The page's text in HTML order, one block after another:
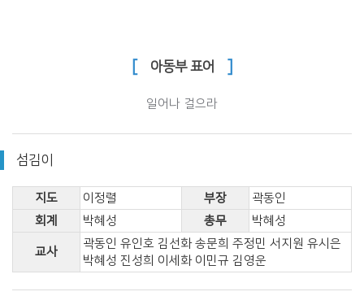
아동부 표어
일어나 걸으라
섬김이
지도 이정렬 부장
곽동인
회계
박혜성 총무 박혜성
교사
곽동인 유인호 김선화 송문희 주정민 서지원 유시은
박혜성 진성희 이세화 이민규 김영운